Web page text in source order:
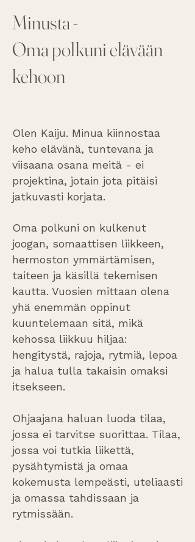
Minusta-
Oma polkuni elävään
kehoon
Olen Kaiju. Minua kiinnostaa
keho elävänä, tuntevana ja
viisaana osana meitä - ei
projektina, jotain jota pitäisi
jatkuvasti korjata.
Oma polkuni on kulkenut
joogan, somaattisen liikkeen,
hermoston ymmärtämisen,
taiteen ja käsillä tekemisen
kautta. Vuosien mittaan olena
yhä enemmän oppinut
kuuntelemaan sitä, mikä
kehossa liikkuu hiljaa:
hengitystä, rajoja, rytmiä, lepoa
ja halua tulla takaisin omaksi
itsekseen.
Ohjaajana haluan luoda tilaa,
jossa ei tarvitse suorittaa. Tilaa,
jossa voi tutkia liikettä,
pysähtymistä ja omaa
kokemusta lempeästi, uteliaasti
ja omassa tahdissaan ja
rytmissään.